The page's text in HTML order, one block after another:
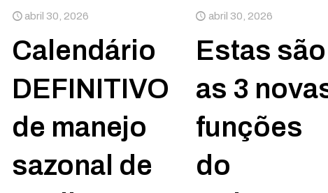
abril 30, 2026
Calendário
DEFINITIVO
de manejo
sazonal de
abril 30, 2026
Estas são
as 3
funções
do